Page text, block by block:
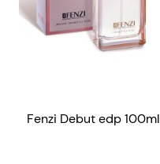
Fenzi Debut edp 100ml